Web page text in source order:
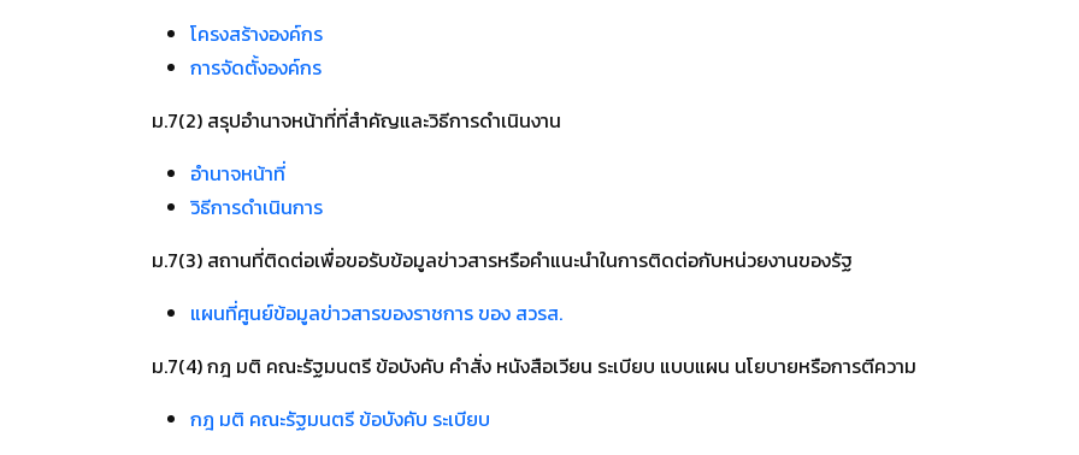
โครงสร้างองค์กร
การจัดตั้งองค์กร
ม.7(2) สรุปอำนาจหน้าที่ที่สำคัญและวิธีการดำเนินงาน
อำนาจหน้าที่
วิธีการดำเนินการ
ม.7(3) สถานที่ติดต่อเพื่อขอรับข้อมูลข่าวสารหรือคำแนะนำในการติดต่อกับหน่วยงานของรัฐ
แผนที่ศูนย์ข้อมูลข่าวสารของราชการ ของ สวรส.
ม.7(4) กฎ มติ คณะรัฐมนตรี ข้อบังคับ คำสั่ง หนังสือเวียน ระเบียบ แบบแผน นโยบายหรือการตีความ
กฎ มติ คณะรัฐมนตรี ข้อบังคับ ระเบียบ